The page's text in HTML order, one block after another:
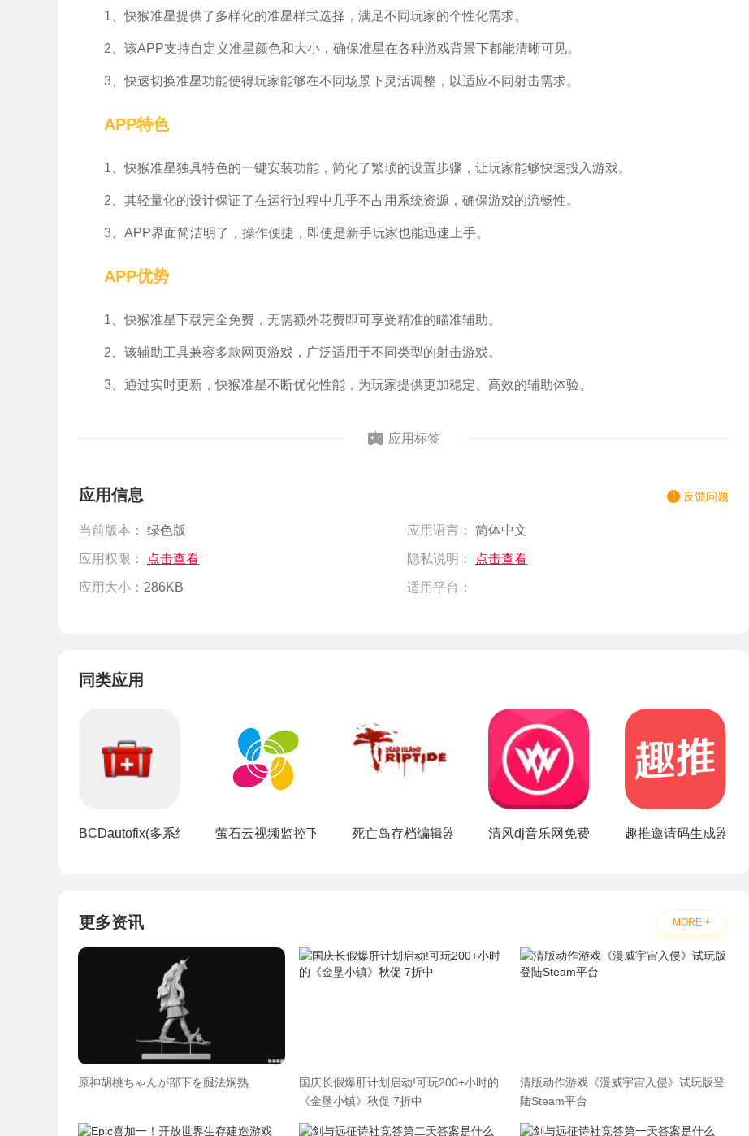
1、快猴准星提供了多样化的准星样式选择，满足不同玩家的个性化需求。
2、该APP支持自定义准星颜色和大小，确保准星在各种游戏背景下都能清晰可见。
3、快速切换准星功能使得玩家能够在不同场景下灵活调整，以适应不同射击需求。
APP特色
1、快猴准星独具特色的一键安装功能，简化了繁琐的设置步骤，让玩家能够快速投入游戏。
2、其轻量化的设计保证了在运行过程中几乎不占用系统资源，确保游戏的流畅性。
3、APP界面简洁明了，操作便捷，即使是新手玩家也能迅速上手。
APP优势
1、快猴准星下载完全免费，无需额外花费即可享受精准的瞄准辅助。
2、该辅助工具兼容多款网页游戏，广泛适用于不同类型的射击游戏。
3、通过实时更新，快猴准星不断优化性能，为玩家提供更加稳定、高效的辅助体验。
应用标签
应用信息 反馈问题
当前版本： 绿色版 应用语言： 简体中文
应用权限： 点击查看 隐私说明： 点击查看
应用大小： 286KB 适用平台：
同类应用
BCDautofix(多系统启动引导修复工具)萤石云视频监控下载手机版app死亡岛存档编辑器 清风dj音乐网免费下载安装趣推邀请码生成器下载
更多资讯 MORE +
原神胡桃ちゃんが部下を腿法娴熟
国庆长假爆肝计划启动!可玩200+小时的
《金垦小镇》秋促 7折中
清版动作游戏《漫威宇宙入侵》试玩版登
陆Steam平台